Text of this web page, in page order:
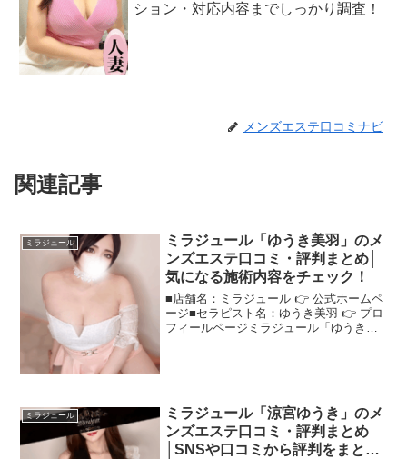
ション・対応内容までしっかり調査！
メンズエステ口コミナビ
関連記事
ミラジュール
ミラジュール「ゆうき美羽」のメ
ンズエステ口コミ・評判まとめ│
気になる施術内容をチェック！
■店舗名：ミラジュール 👉 公式ホームペ
ージ■セラピスト名：ゆうき美羽 👉 プロ
フィールページミラジュール「ゆうき美
ミラジュール
ミラジュール「涼宮ゆうき」のメ
ンズエステ口コミ・評判まとめ
│SNSや口コミから評判をまとめ